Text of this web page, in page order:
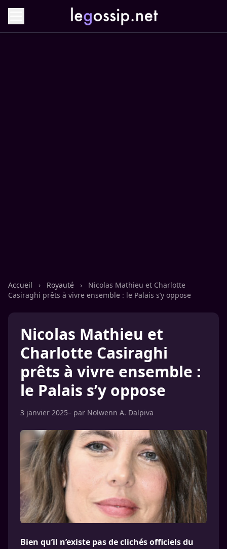
Accueil › Royauté ›
Nicolas Mathieu et Charlotte
Casiraghi prêts à vivre ensemble : le Palais s’y oppose
Nicolas Mathieu et
Charlotte Casiraghi
prêts à vivre ensemble :
le Palais s’y oppose
3 janvier 2025– par Nolwenn A. Dalpiva
Bien qu’il n’existe pas de clichés officiels du